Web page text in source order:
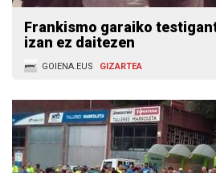
Frankismo garaiko
izan ez daitezen
GOIENA.EUS GIZARTEA